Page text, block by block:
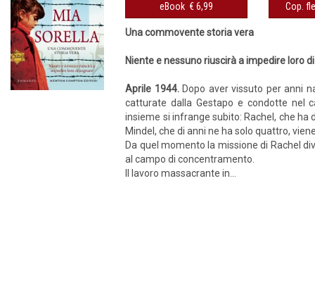
eBook € 6,99
Una commovente storia vera
Niente e nessuno riuscirà a impedire loro
Aprile 1944. Dopo aver vissuto per anni
catturate dalla Gestapo e condotte nel
insieme si infrange subito: Rachel, che
Mindel, che di anni ne ha solo quattro,
Da quel momento la missione di Rachel
al campo di concentramento.
Il lavoro massacrante in...